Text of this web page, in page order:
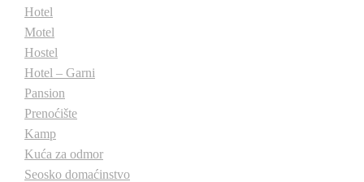
Hotel
Motel
Hostel
Hotel – Garni
Pansion
Prenoćište
Kamp
Kuća za odmor
Seosko domaćinstvo